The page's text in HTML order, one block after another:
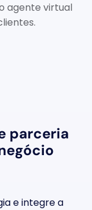
agente virtual
parceria
e integre a